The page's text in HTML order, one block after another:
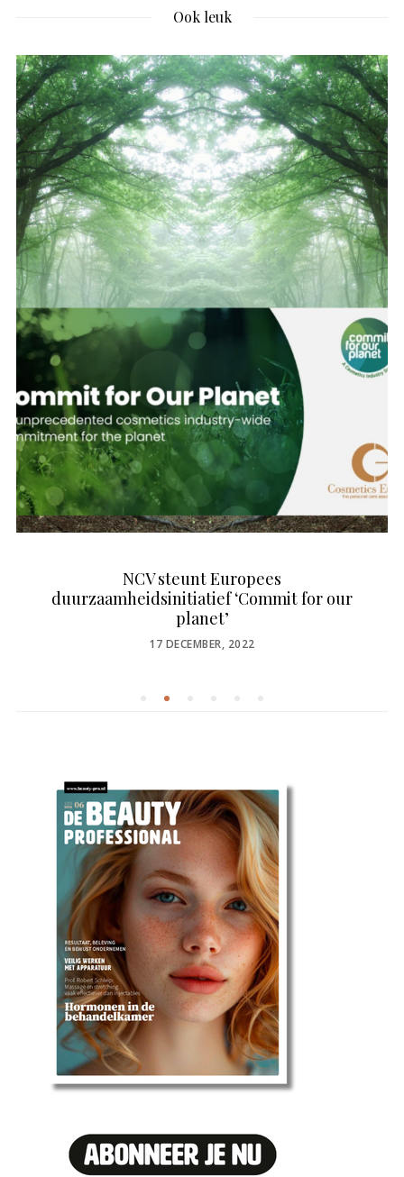
Ook leuk
NCV steunt Europees
duurzaamheidsinitiatief ‘Commit for our
planet’
POSTED
17 DECEMBER, 2022